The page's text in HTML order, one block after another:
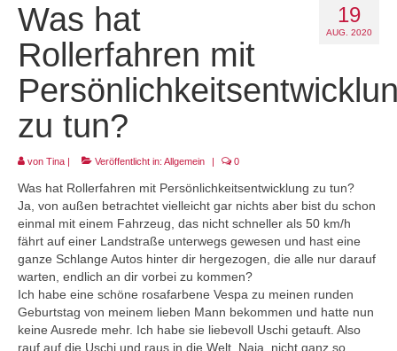
Projekt LEBEN!
19
AUG. 2020
Was hat
Rollerfahren mit
zu tun?
von Tina Veröffentlicht in: Allgemein 0
Was hat Rollerfahren mit Persönlichkeitsentwicklung zu tun?
Ja, von außen betrachtet vielleicht gar nichts aber bist du schon
einmal mit einem Fahrzeug, das nicht schneller als 50 km/h
fährt auf einer Landstraße unterwegs gewesen und hast eine
ganze Schlange Autos hinter dir hergezogen, die alle nur darauf
warten, endlich an dir vorbei zu kommen?
Ich habe eine schöne rosafarbene Vespa zu meinen runden
Geburtstag von meinem lieben Mann bekommen und hatte nun
keine Ausrede mehr. Ich habe sie liebevoll Uschi getauft. Also
rauf auf die Uschi und raus in die Welt. Naja, nicht ganz so